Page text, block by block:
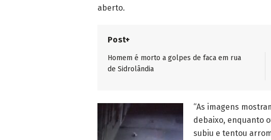
aberto.
Post+
Homem é morto a golpes de faca em rua
de Sidrolândia
“As imagens
debaixo, enquanto
subiu e tentou